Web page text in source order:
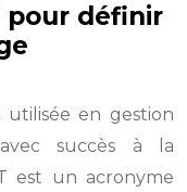
pour définir
utilisée en gestion
succès à la
est un acronyme